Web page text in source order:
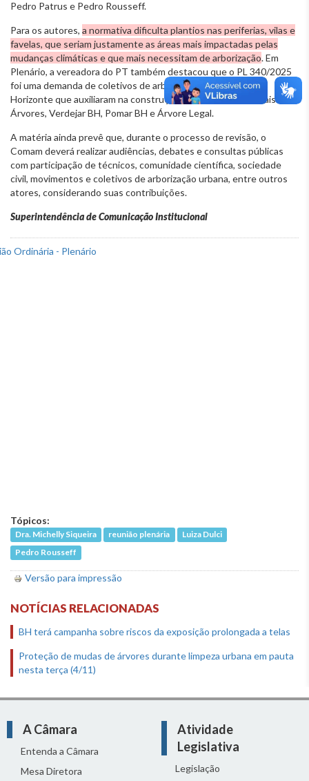
Pedro Patrus e Pedro Rousseff.
Para os autores, a normativa dificulta plantios nas periferias, vilas e
favelas, que seriam justamente as áreas mais impactadas pelas
mudanças climáticas e que mais necessitam de arborização. Em
Plenário, a vereadora do PT também destacou que o PL 340/2025
foi uma demanda de coletivos de arborização urbana de Belo
Horizonte que auxiliaram na construção do texto, como o Mais
Árvores, Verdejar BH, Pomar BH e Árvore Legal.
A matéria ainda prevê que, durante o processo de revisão, o
Comam deverá realizar audiências, debates e consultas públicas
com participação de técnicos, comunidade científica, sociedade
civil, movimentos e coletivos de arborização urbana, entre outros
atores, considerando suas contribuições.
Superintendência de Comunicação Institucional
Tópicos:
Dra. Michelly Siqueira reunião plenária
Luiza Dulci
Pedro Rousseff
Versão para impressão
NOTÍCIAS RELACIONADAS
BH terá campanha sobre riscos da exposição prolongada a telas
Proteção de mudas de árvores durante limpeza urbana em pauta
nesta terça (4/11)
A Câmara
Entenda a Câmara
Mesa Diretora
Atividade
Legislativa
Legislação